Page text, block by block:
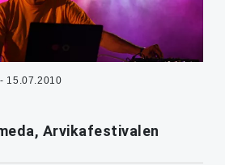
15.07.2010
Arvikafestivalen